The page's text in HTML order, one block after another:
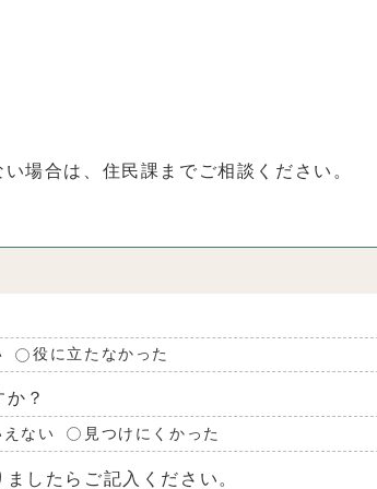
場合は、住民課までご相談ください。
役に立たなかった
？
えない 見つけにくかった
したらご記入ください。